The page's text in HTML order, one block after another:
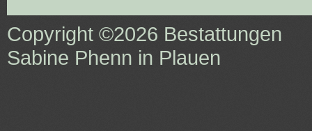
Copyright ©2026 Bestattungen
Sabine Phenn in Plauen